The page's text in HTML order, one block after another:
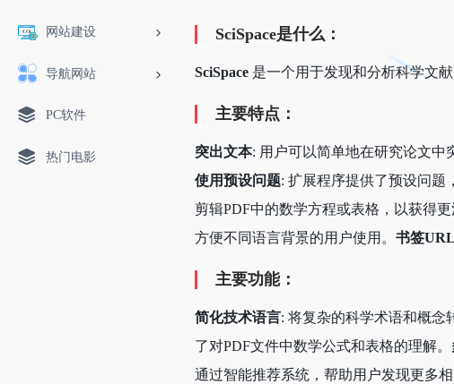
网站建设
导航网站
PC软件
热门电影
SciSpace是什么：
SciSpace 是一个用于发现和分析科学文
主要特点：
突出文本: 用户可以简单地在研究论文中
使用预设问题: 扩展程序提供了预设问题
剪辑PDF中的数学方程或表格，以获得更
方便不同语言背景的用户使用。 书签URL
主要功能：
简化技术语言: 将复杂的科学术语和概念
了对PDF文件中数学公式和表格的理解。
通过智能推荐系统，帮助用户发现更多相